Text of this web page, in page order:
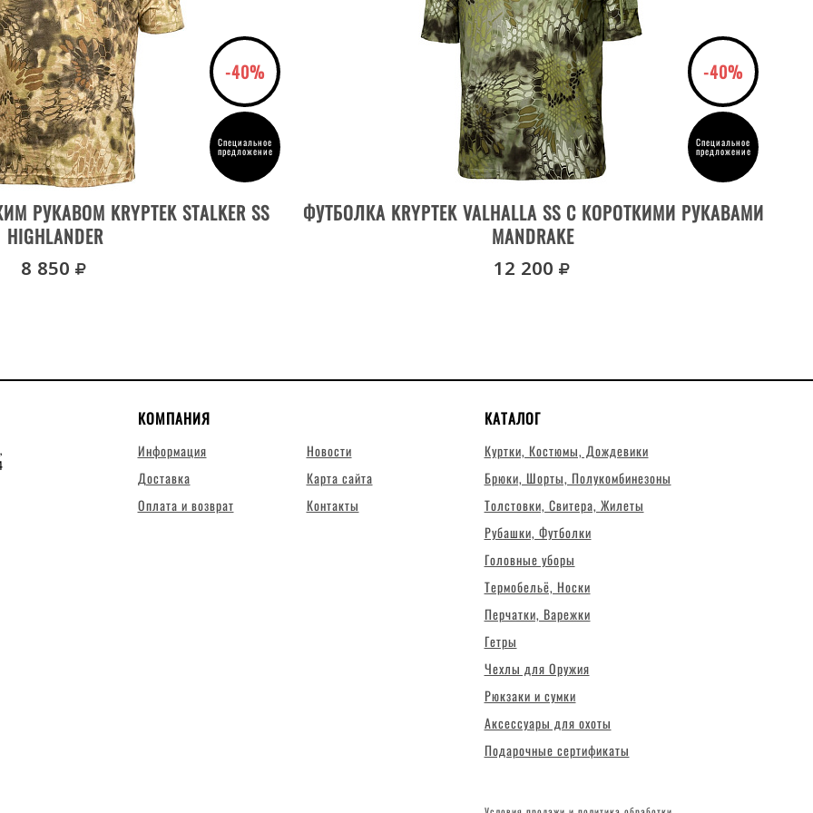
-40%
Специальное
предложение
РУКАВОМ KRYPTEK STALKER SS
HIGHLANDER
8 850
-40%
Специальное
предложение
ФУТБОЛКА KRYPTEK VALHALLA SS С КОРОТКИМИ РУКАВАМИ
MANDRAKE
12 200
КОМПАНИЯ
Информация
Доставка
Оплата и возврат
Новости
Карта сайта
Контакты
КАТАЛОГ
Куртки, Костюмы, Дождевики
Брюки, Шорты, Полукомбинезоны
Толстовки, Свитера, Жилеты
Рубашки, Футболки
Головные уборы
Термобельё, Носки
Перчатки, Варежки
Гетры
Чехлы для Оружия
Рюкзаки и сумки
Аксессуары для охоты
Подарочные сертификаты